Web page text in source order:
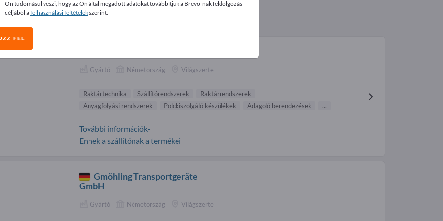
beszállítók (26)
Gyártó Németország Világszerte
Raktártechnika Szállítórendszerek
Raktárrendszerek
Anyagfolyási rendszerek
Polckiszolgáló készülékek Adagoló berendezések ...
További információk-
Ennek a szállítónak a termékei
Gmöhling Transportgeräte
GmbH
Gyártó Németország Világszerte
Ön tudomásul veszi, hogy az Ön által megadott adatokat továbbítjuk a Brevo-nak feldolgozás
céljából afelhasználási feltételekszerint.
FEL